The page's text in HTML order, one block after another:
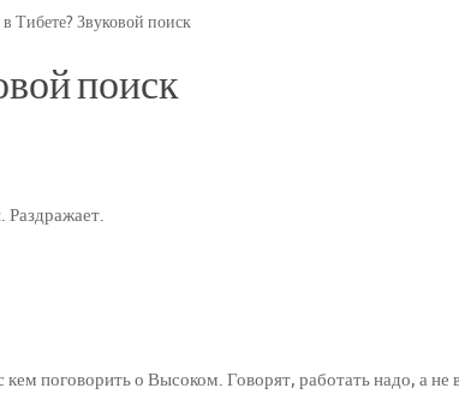
Тибете? Звуковой поиск
поиск
поговорить о Высоком. Говорят, работать надо, а не